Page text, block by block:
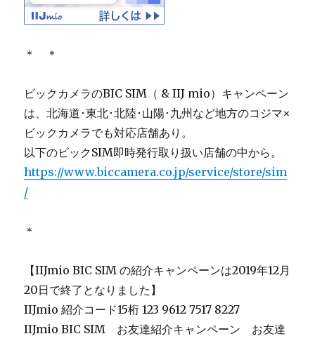
＊ ＊
ビックカメラのBIC SIM（ & IIJ mio）キャンペーン
は、北海道･東北･北陸･山陽･九州など地方のコジマ×
ビックカメラでも対応店舗あり。
以下のビックSIM即時発行取り扱い店舗の中から。
https://www.biccamera.co.jp/service/store/sim
/
＊
【IIJmio BIC SIM の紹介キャンペーンは2019年12月
20日で終了となりました】
IIJmio 紹介コード15桁 123 9612 7517 8227
IIJmio BIC SIM お友達紹介キャンペーン お友達